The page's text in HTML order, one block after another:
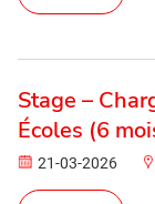
Stage –
Écoles (6
21-03-2026